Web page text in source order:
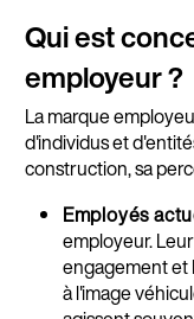
Qui est
employeur ?
La marque
d'individus et
construction, sa
Employés
employeur.
engagement et
à l'image